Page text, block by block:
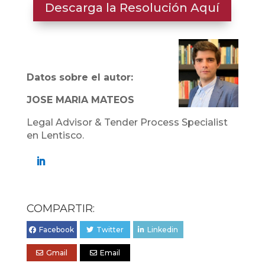
Descarga la Resolución Aquí
Datos sobre el autor:
JOSE MARIA MATEOS
Legal Advisor & Tender Process Specialist
en Lentisco.
COMPARTIR:
Facebook Twitter Linkedin
Gmail Email